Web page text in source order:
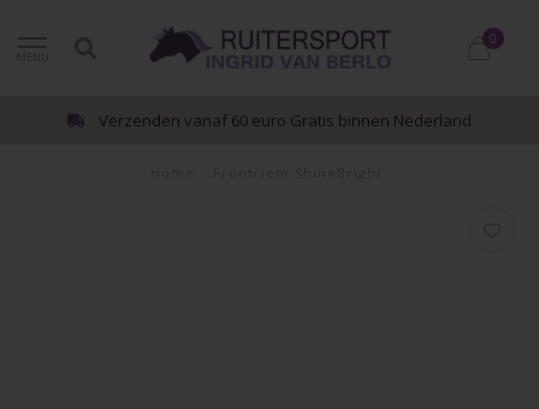
0
Verzenden vanaf 60 euro Gratis binnen Nederland